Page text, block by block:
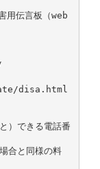
用伝言板（web
disa.html
）できる電話番
合と同様の料